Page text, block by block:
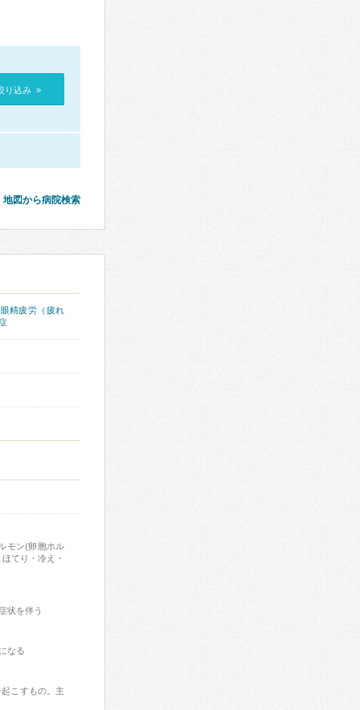
り込み »
地図から病院検索
眼精疲労（疲れ
モン(卵胞ホル
てり・冷え・
状を伴う
なる
こすもの。主